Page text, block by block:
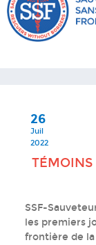
26
Juil
2022
TÉMOINS
SSF-
les premiers
frontière de la